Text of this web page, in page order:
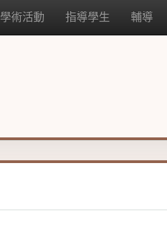
學術活動 指導學生 輔導